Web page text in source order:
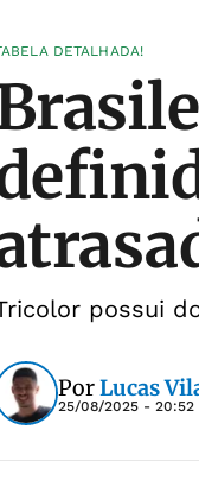
DETALHADA!
possui
PorLucas
25/08/2025 - 20:52